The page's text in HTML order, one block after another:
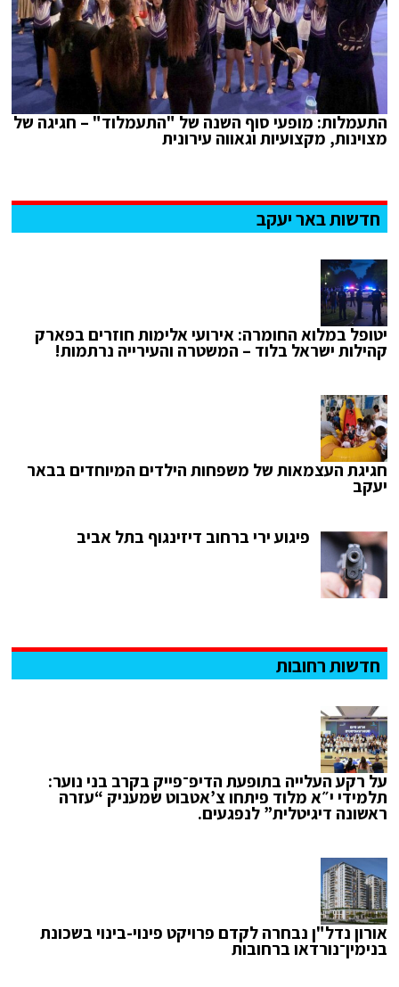
התעמלות: מופעי סוף השנה של "התעמלוד" – חגיגה של
מצוינות, מקצועיות וגאווה עירונית
חדשות באר יעקב
יטופל במלוא החומרה: אירועי אלימות חוזרים בפארק
קהילות ישראל בלוד – המשטרה והעירייה נרתמות!
חגיגת העצמאות של משפחות הילדים המיוחדים בבאר
יעקב
פיגוע ירי ברחוב דיזינגוף בתל אביב
חדשות רחובות
על רקע העלייה בתופעת הדיפ־פייק בקרב בני נוער:
תלמידי י״א מלוד פיתחו צ’אטבוט שמעניק “עזרה
ראשונה דיגיטלית” לנפגעים.
אורון נדל"ן נבחרה לקדם פרויקט פינוי-בינוי בשכונת
בנימין־נורדאו ברחובות